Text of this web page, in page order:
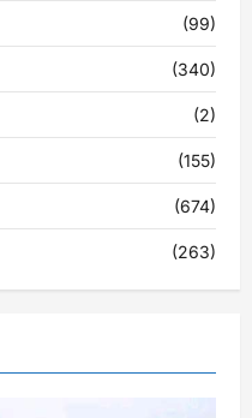
(99)
(340)
(2)
(155)
(674)
(263)